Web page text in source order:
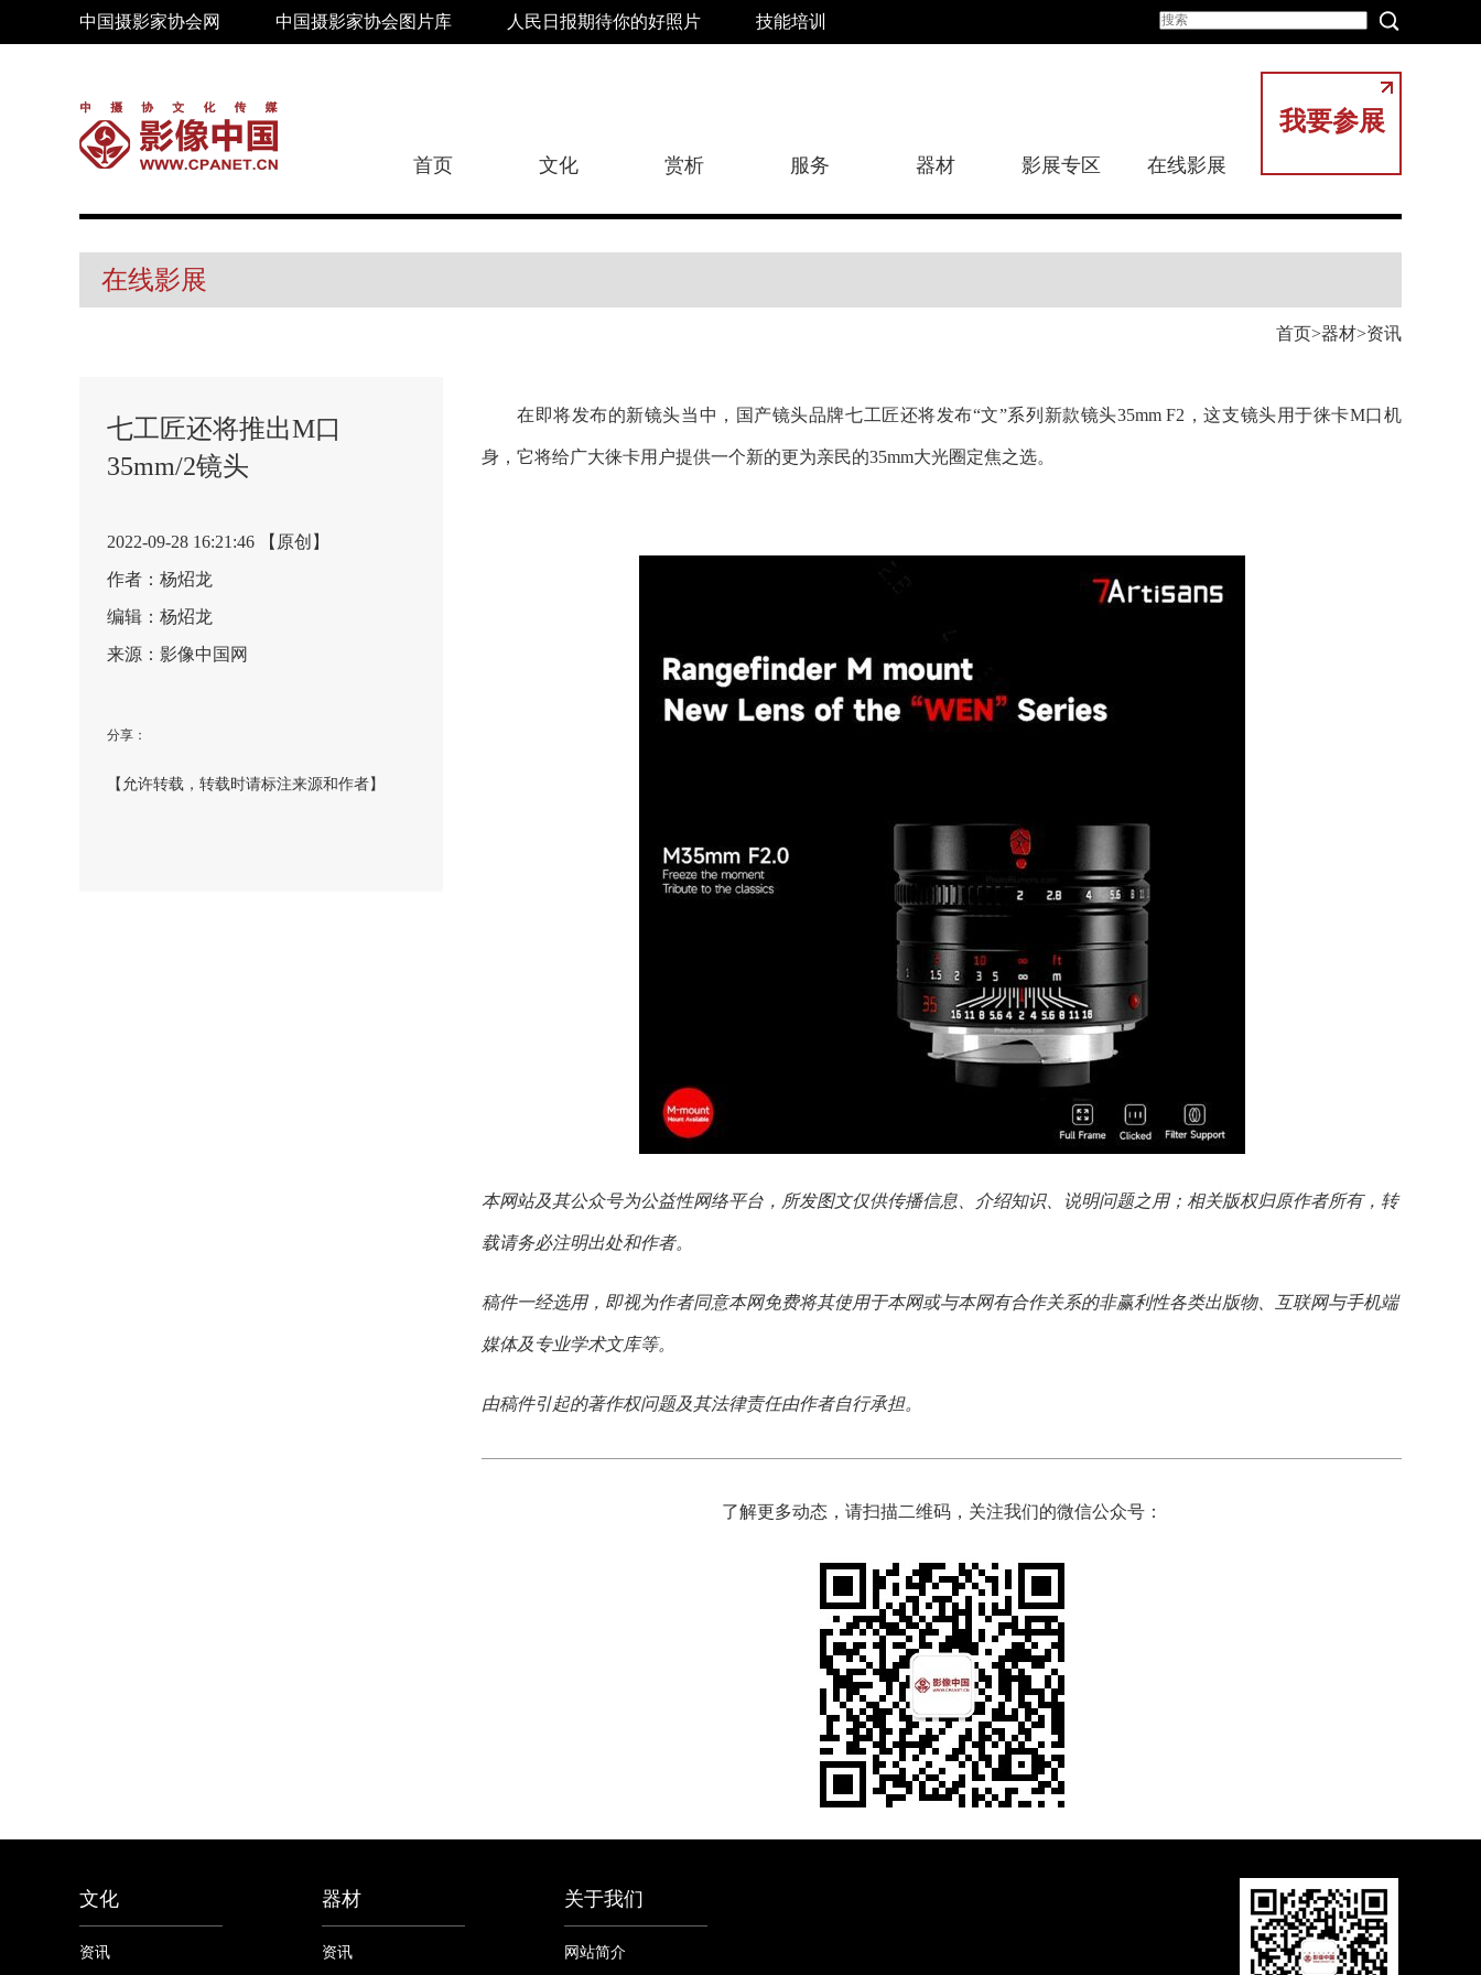
中国摄影家协会网 中国摄影家协会图片库 人民日报期待你的好照片 技能培训
我要参展
首页 文化 赏析 服务 器材 影展专区 在线影展
在线影展
首页 器材 资讯
七工匠还将推出M口
35mm/2镜头
2022-09-28 16:21:46 【原创】
作者：杨炤龙
编辑：杨炤龙
来源：影像中国网
分享：
【允许转载，转载时请标注来源和作者】
在即将发布的新镜头当中，国产镜头品牌七工匠还将发布“文”系列新款镜头35mm F2，这支镜头用于徕卡M口机
身，它将给广大徕卡用户提供一个新的更为亲民的35mm大光圈定焦之选。
本网站及其公众号为公益性网络平台，所发图文仅供传播信息、介绍知识、说明问题之用；相关版权归原作者所有，转
载请务必注明出处和作者。
稿件一经选用，即视为作者同意本网免费将其使用于本网或与本网有合作关系的非赢利性各类出版物、互联网与手机端
媒体及专业学术文库等。
由稿件引起的著作权问题及其法律责任由作者自行承担。
了解更多动态，请扫描二维码，关注我们的微信公众号：
文化
资讯
器材
资讯
关于我们
网站简介